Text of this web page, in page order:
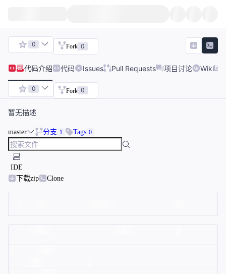
0 Fork 0
代码介绍 代码 Issues Pull Requests 项目讨论 Wiki
0 Fork 0
暂无描述
master 分支 1 Tags 0
IDE
下载zip
Clone